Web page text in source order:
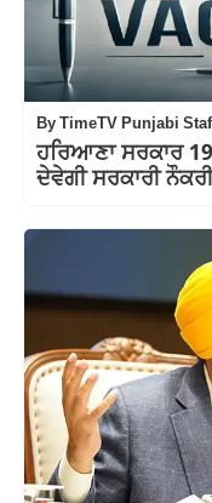
ByTimeTV Punjabi
ਹਰਿਆਣਾ ਸਰਕਾਰ
ਦੇਵੇਗੀ ਸਰਕਾਰੀ ਨੌਕਰੀ